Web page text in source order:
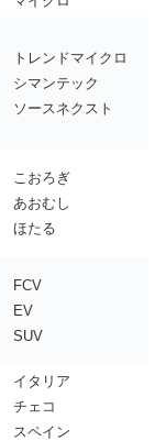
トレンドマイクロ
シマンテック
ソースネクスト
こおろぎ
あおむし
ほたる
FCV
EV
SUV
イタリア
チェコ
スペイン